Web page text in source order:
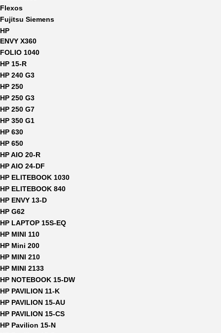
Flexos
Fujitsu Siemens
HP
ENVY X360
FOLIO 1040
HP 15-R
HP 240 G3
HP 250
HP 250 G3
HP 250 G7
HP 350 G1
HP 630
HP 650
HP AIO 20-R
HP AIO 24-DF
HP ELITEBOOK 1030
HP ELITEBOOK 840
HP ENVY 13-D
HP G62
HP LAPTOP 15S-EQ
HP MINI 110
HP Mini 200
HP MINI 210
HP MINI 2133
HP NOTEBOOK 15-DW
HP PAVILION 11-K
HP PAVILION 15-AU
HP PAVILION 15-CS
HP Pavilion 15-N